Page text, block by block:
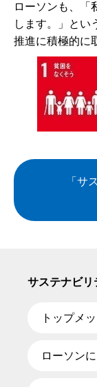
ローソンも、「
します。」とい
推進に積極的に
「サ
サステナビリ
トップメ
ローソン